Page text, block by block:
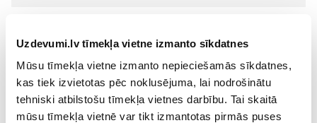
Uzdevumi.lv tīmekļa vietne izmanto sīkdatnes
Mūsu tīmekļa vietne izmanto nepieciešamās sīkdatnes,
kas tiek izvietotas pēc noklusējuma, lai nodrošinātu
tehniski atbilstošu tīmekļa vietnes darbību. Tai skaitā
mūsu tīmekļa vietnē var tikt izmantotas pirmās puses
2.maumbrellarcblousehabootsp